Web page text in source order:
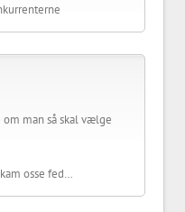
man så skal vælge
osse fed…